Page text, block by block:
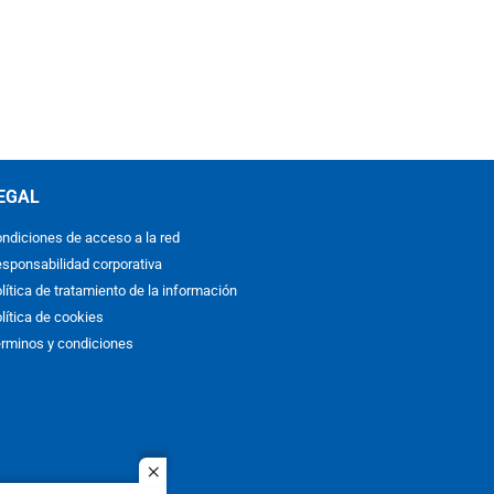
close
de acceso a la red
corporativa
de tratamiento de la información
de cookies
y condiciones